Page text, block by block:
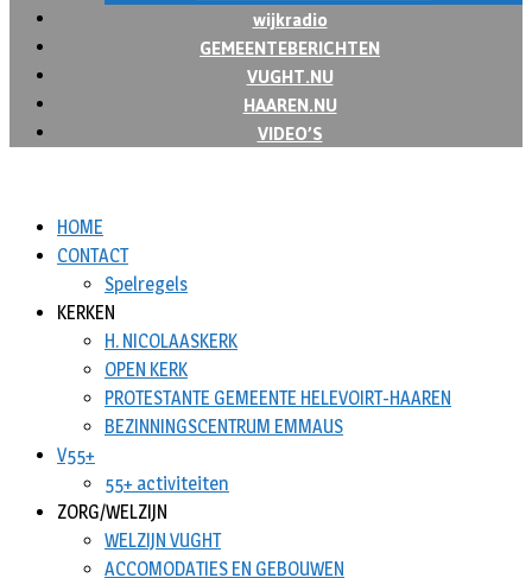
wijkradio
GEMEENTEBERICHTEN
VUGHT.NU
HAAREN.NU
VIDEO’S
HOME
CONTACT
Spelregels
KERKEN
H. NICOLAASKERK
OPEN KERK
PROTESTANTE GEMEENTE HELEVOIRT-HAAREN
BEZINNINGSCENTRUM EMMAUS
V55+
55+ activiteiten
ZORG/WELZIJN
WELZIJN VUGHT
ACCOMODATIES EN GEBOUWEN